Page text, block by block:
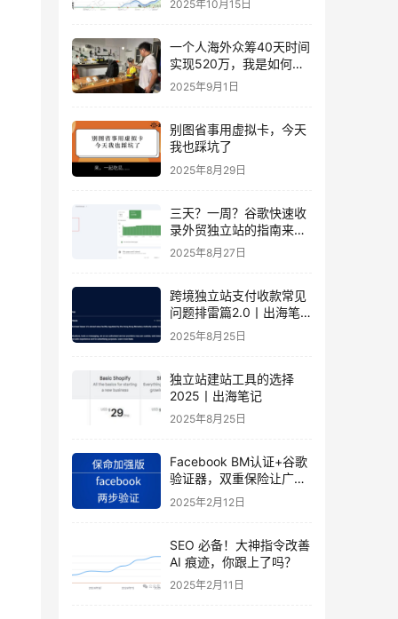
2025年10月15日
一个人海外众筹40天时间
实现520万，我是如何做
到的？丨出海笔记
2025年9月1日
别图省事用虚拟卡，今天
我也踩坑了
2025年8月29日
三天？一周？谷歌快速收
录外贸独立站的指南来
了！丨出海笔记
2025年8月27日
跨境独立站支付收款常见
问题排雷篇2.0丨出海笔
记
2025年8月25日
独立站建站工具的选择
2025丨出海笔记
2025年8月25日
Facebook BM认证+谷歌
验证器，双重保险让广告
投手账号稳如泰山
2025年2月12日
SEO 必备！大神指令改善
AI 痕迹，你跟上了吗？
2025年2月11日